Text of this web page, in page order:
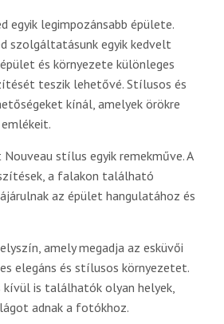
egyik legimpozánsabb épülete.
szolgáltatásunk egyik kedvelt
és környezete különleges
teszik lehetővé. Stílusos és
kínál, amelyek örökre
stílus egyik remekműve. A
a falakon található
az épület hangulatához és
amely megadja az esküvői
elegáns és stílusos környezetet.
kívül is találhatók olyan helyek,
adnak a fotókhoz.